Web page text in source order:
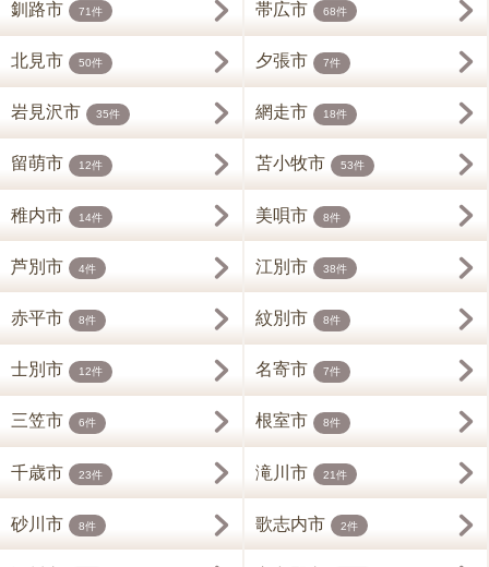
釧路市 71件 帯広市 68件
北見市 50件 夕張市 7件
岩見沢市 35件 網走市 18件
留萌市 12件 苫小牧市 53件
稚内市 14件 美唄市 8件
芦別市 4件 江別市 38件
赤平市 8件 紋別市 8件
士別市 12件 名寄市 7件
三笠市 6件 根室市 8件
千歳市 23件 滝川市 21件
砂川市 8件 歌志内市 2件